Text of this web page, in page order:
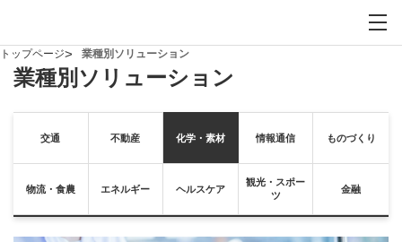
トップページ 業種別ソリューション
業種別ソリューション
交通 不動産 化学・素材 情報通信 ものづくり
物流・食農 エネルギー ヘルスケア
観光・スポー
ツ
金融